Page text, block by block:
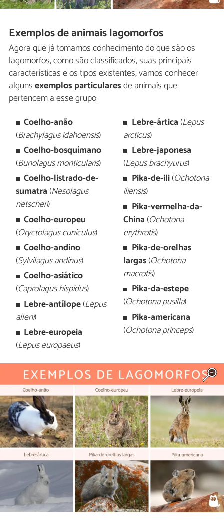
Exemplos de animais lagomorfos
Agora que já tomamos conhecimento do que são os
lagomorfos, como são classificados, suas principais
características e os tipos existentes, vamos conhecer
algunsexemplos particularesde animais que
pertencem a esse grupo:
Coelho-anão
(Brachylagus idahoensis)
Coelho-bosquímano
(Bunolagus monticularis)
Coelho-listrado-de-
sumatra (Nesolagus
netscheri)
Coelho-europeu
(Oryctolagus cuniculus)
Coelho-andino
(Sylvilagus andinus)
Coelho-asiático
(Caprolagus hispidus)
Lebre-antílope(Lepus
alleni)
Lebre-europeia
(Lepus europaeus)
Lebre-ártica (Lepus
arcticus)
Lebre-japonesa
(Lepus brachyurus)
Pika-de-ili(Ochotona
iliensis)
Pika-vermelha-da-
China (Ochotona
erythrotis)
Pika-de-orelhas
largas(Ochotona
macrotis)
Pika-da-estepe
(Ochotona pusilla)
Pika-americana
(Ochotona princeps)